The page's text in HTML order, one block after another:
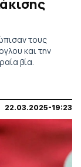
τους
και την
βία.
22.03.2025-19:23